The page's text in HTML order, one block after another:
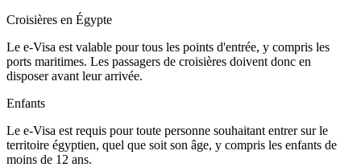
Croisières en Égypte
Le e-Visa est valable pour tous les points d'entrée, y compris les
ports maritimes. Les passagers de croisières doivent donc en
disposer avant leur arrivée.
Enfants
Le e-Visa est requis pour toute personne souhaitant entrer sur le
territoire égyptien, quel que soit son âge, y compris les enfants de
moins de 12 ans.